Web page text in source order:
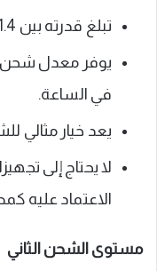
تبلغ قدرته بين 1.4 إلى 1.9 كيلو واط.
في الساعة.
يعد خيار مثالي
لا يحتاج إلى
الاعتماد عليه
مستوى الشحن الثاني